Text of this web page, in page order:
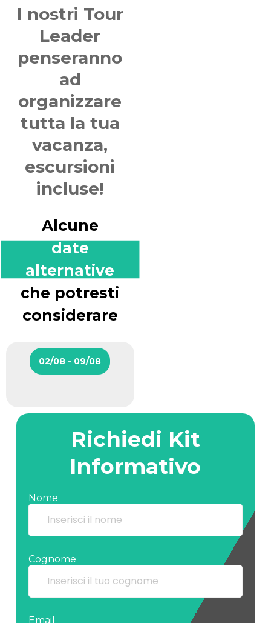
I nostri Tour
Leader
penseranno
ad
organizzare
tutta la tua
vacanza,
escursioni
incluse!
Alcune
date
alternative
che potresti
considerare
02/08 - 09/08
Richiedi Kit
Informativo
Nome
Cognome
Email